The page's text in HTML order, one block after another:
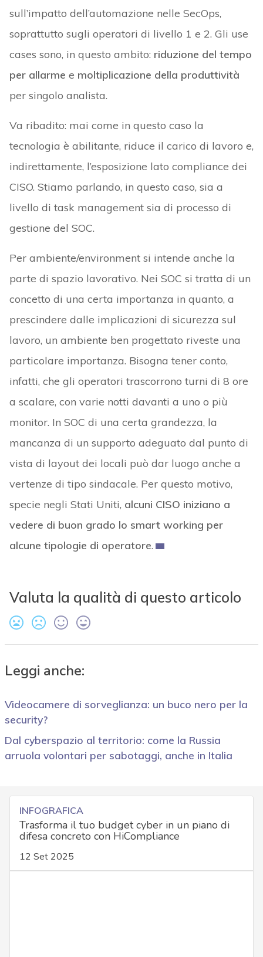
sull’impatto dell’automazione nelle SecOps,
soprattutto sugli operatori di livello 1 e 2. Gli use
cases sono, in questo ambito: riduzione del tempo
per allarme e moltiplicazione della produttività
per singolo analista.
Va ribadito: mai come in questo caso la
tecnologia è abilitante, riduce il carico di lavoro e,
indirettamente, l’esposizione lato compliance dei
CISO. Stiamo parlando, in questo caso, sia a
livello di task management sia di processo di
gestione del SOC.
Per ambiente/environment si intende anche la
parte di spazio lavorativo. Nei SOC si tratta di un
concetto di una certa importanza in quanto, a
prescindere dalle implicazioni di sicurezza sul
lavoro, un ambiente ben progettato riveste una
particolare importanza. Bisogna tener conto,
infatti, che gli operatori trascorrono turni di 8 ore
a scalare, con varie notti davanti a uno o più
monitor. In SOC di una certa grandezza, la
mancanza di un supporto adeguato dal punto di
vista di layout dei locali può dar luogo anche a
vertenze di tipo sindacale. Per questo motivo,
specie negli Stati Uniti, alcuni CISO iniziano a
vedere di buon grado lo smart working per
alcune tipologie di operatore.
Valuta la qualità di questo articolo
Leggi anche:
Videocamere di sorveglianza: un buco nero per la
security?
Dal cyberspazio al territorio: come la Russia
arruola volontari per sabotaggi, anche in Italia
INFOGRAFICA
Trasforma il tuo budget cyber in un piano di
difesa concreto con HiCompliance
12 Set 2025